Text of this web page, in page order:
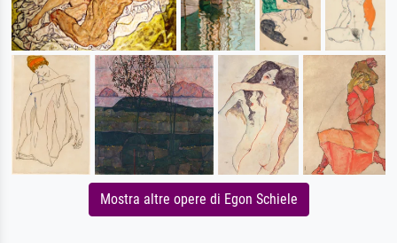
Mostra altre opere di Egon Schiele